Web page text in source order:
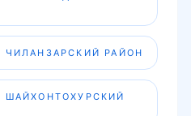
ЧИЛАНЗАРСКИЙ РАЙОН
ШАЙХОНТОХУРСКИЙ